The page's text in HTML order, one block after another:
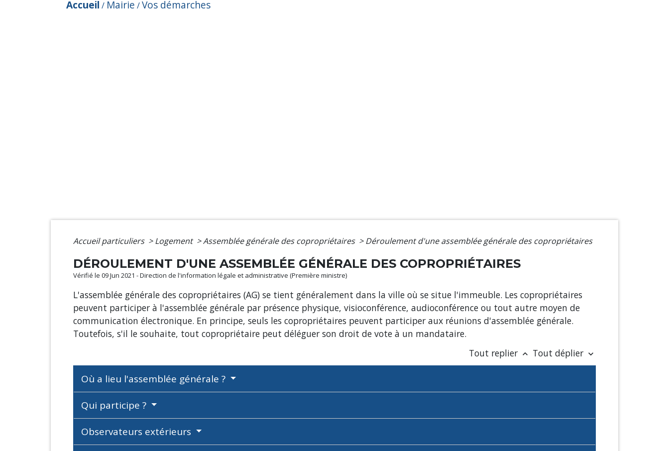
Accueil / Mairie /Vos démarches
Accueil particuliers > Logement >Assemblée générale des copropriétaires > Déroulement d'une assemblée générale des copropriétaires
DÉROULEMENT D'UNE ASSEMBLÉE GÉNÉRALE DES COPROPRIÉTAIRES
Vérifié le 09 Jun 2021 - Direction de l'information légale et administrative (Première ministre)
L'assemblée générale des copropriétaires (AG) se tient généralement dans la ville où se situe l'immeuble. Les copropriétaires
peuvent participer à l'assemblée générale par présence physique, visioconférence, audioconférence ou tout autre moyen de
communication électronique. En principe, seuls les copropriétaires peuvent participer aux réunions d'assemblée générale.
Toutefois, s'il le souhaite, tout copropriétaire peut déléguer son droit de vote à un mandataire.
Tout replier keyboard_arrow_up Tout déplier keyboard_arrow_down
Où a lieu l'assemblée générale ?
Qui participe ?
Observateurs extérieurs